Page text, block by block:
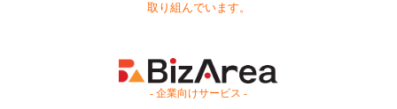
取り組んでいます。
- 企業向けサービス -